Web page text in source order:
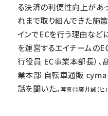
る決済の利便性向上があ
れまで取り組んできた施
インでECを行う理由など
を運営するエイチームの
行役員 EC事業本部長）、
業本部 自転車通販
話を聞いた。 写真◎廣井誠（ヒ